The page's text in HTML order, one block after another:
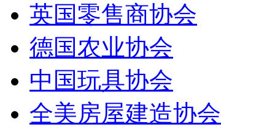
英国零售商协会
德国农业协会
中国玩具协会
全美房屋建造协会